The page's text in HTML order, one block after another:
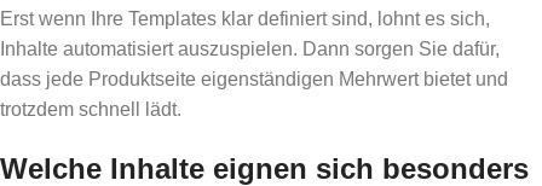
Erst wenn Ihre Templates klar definiert sind, lohnt es sich,
Inhalte automatisiert auszuspielen. Dann sorgen Sie dafür,
dass jede Produktseite eigenständigen Mehrwert bietet und
trotzdem schnell lädt.
Welche Inhalte eignen sich besonders